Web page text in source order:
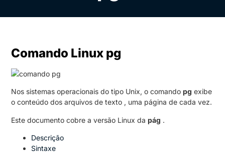
Comando Linux pg
Nos sistemas operacionais do tipo Unix, o comandopg exibe
o conteúdo dos arquivos de texto , uma página de cada vez.
Este documento cobre a versão Linux dapág .
Descrição
Sintaxe